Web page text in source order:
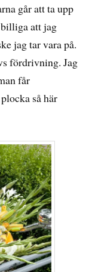
går att ta upp
billiga att jag
jag tar vara på.
fördrivning. Jag
får
så här